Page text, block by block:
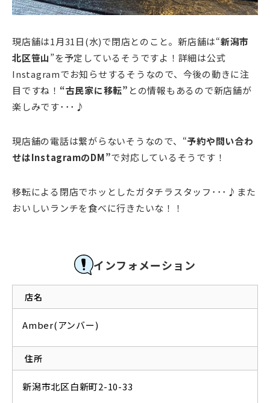
現店舗は1月31日(水)で閉店とのこと。新店舗は“新潟市
北区笹山”を予定しているそうですよ！詳細は公式
Instagramでお知らせするそうなので、今後の動きに注
目ですね！ “古民家に移転” との情報もあるので新店舗が
楽しみです･･･♪
現店舗の電話は繋がらないそうなので、“予約や問い合わ
せはInstagramのDM”で対応しているそうです！
移転による閉店でホッとしたガタチラスタッフ･･･♪また
おいしいランチを食べに行きたいな！！
インフォメーション
店名
Amber(アンバー)
住所
新潟市北区白新町2-10-33